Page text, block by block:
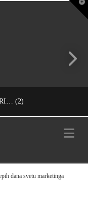
(2)
ŽIVOT
dana svetu marketinga